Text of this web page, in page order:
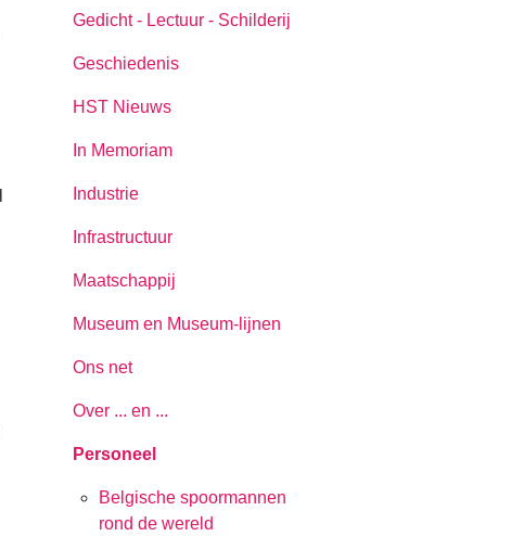
Gedicht - Lectuur - Schilderij
Geschiedenis
HST Nieuws
In Memoriam
Industrie
Infrastructuur
Maatschappij
Museum en Museum-lijnen
Ons net
Over ... en ...
Personeel
Belgische spoormannen
rond de wereld